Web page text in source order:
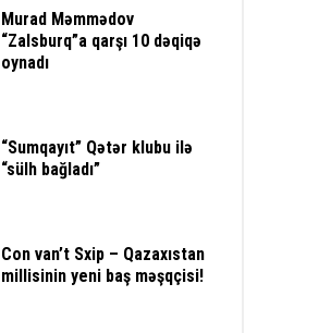
Murad Məmmədov
“Zalsburq”a qarşı 10 dəqiqə
oynadı
“Sumqayıt” Qətər klubu ilə
“sülh bağladı”
Con van’t Sxip – Qazaxıstan
millisinin yeni baş məşqçisi!